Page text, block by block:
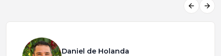
Daniel de Holanda